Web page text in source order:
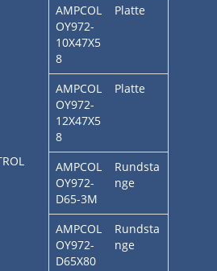
AMPCOL
OY972-
10X47X5
8
Platte
AMPCOL
OY972-
12X47X5
8
Platte
AMPCOL
OY972-
D65-3M
Rundsta
nge
AMPCOL
OY972-
D65X80
Rundsta
nge